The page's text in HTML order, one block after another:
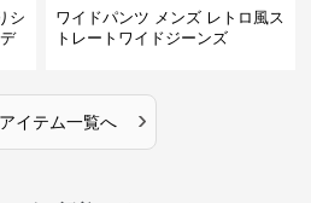
シ
ワイドパンツ メンズ レトロ風ス
トレートワイドジーンズ
イテム一覧へ ›